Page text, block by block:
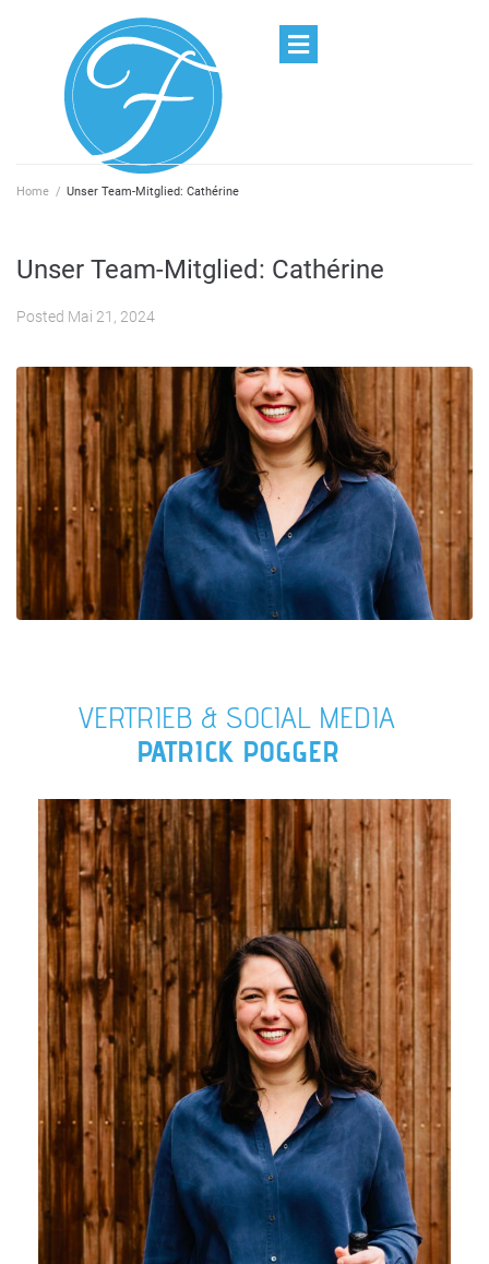
Home / Unser Team-Mitglied: Cathérine
Unser Team-Mitglied: Cathérine
Posted Mai 21, 2024
VERTRIEB & SOCIAL MEDIA
PATRICK POGGER